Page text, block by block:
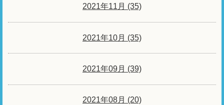
2021年11月 (35)
2021年10月 (35)
2021年09月 (39)
2021年08月 (20)